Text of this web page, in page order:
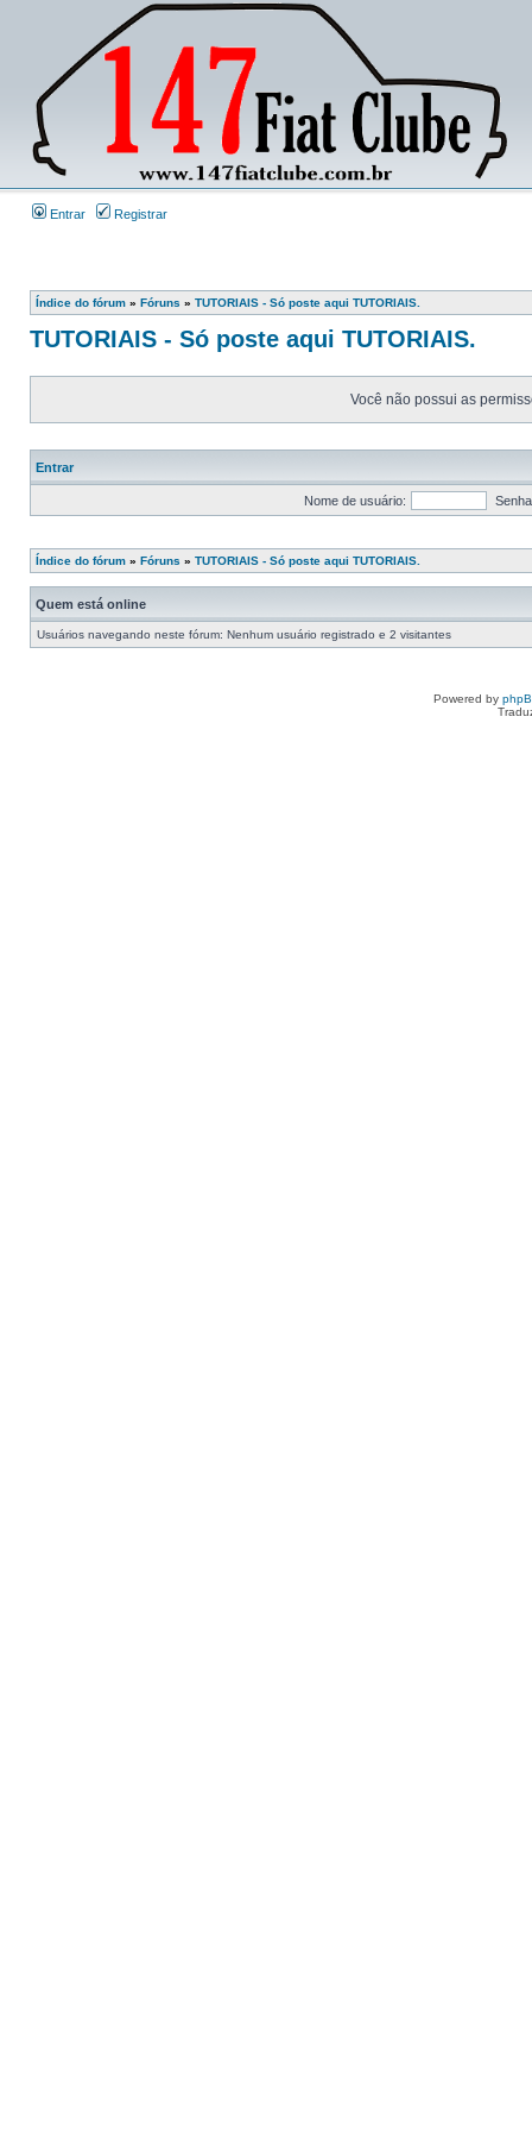
Entrar Registrar
Índice do fórum » Fóruns » TUTORIAIS - Só poste aqui TUTORIAIS.
TUTORIAIS - Só poste aqui TUTORIAIS.
Você não possui as
Entrar
Nome de usuário:
Índice do fórum » Fóruns » TUTORIAIS - Só poste aqui TUTORIAIS.
Quem está online
Usuários navegando neste fórum: Nenhum usuário registrado e 2 visitantes
Powered by